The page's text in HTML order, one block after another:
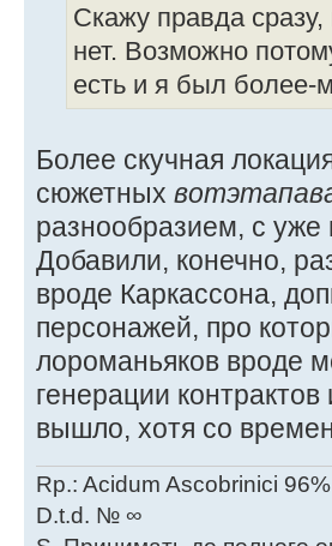
Скажу правда
нет. Возможно
есть и я был более-
Более скучная
сюжетных
разнообразием, с уже
Добавили, конечно,
вроде Каркассона,
персонажей, про
лороманьяков вроде
генерации
вышло, хотя со
Rp.: Acidum Ascobrinici
D.t.d. № ∞